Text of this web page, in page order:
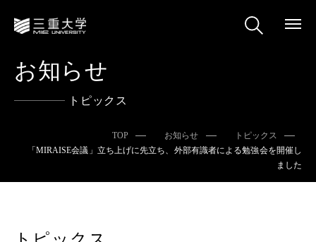
お知らせ
トピックス
TOP お知らせ
トピックス
「MIRAISE会議」立ち上げに先立ち、外部有識者による勉強会を開催し
ました